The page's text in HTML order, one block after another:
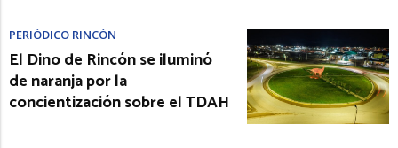
PERIÓDICO RINCÓN
El Dino de Rincón se iluminó
de naranja por la
concientización sobre el TDAH